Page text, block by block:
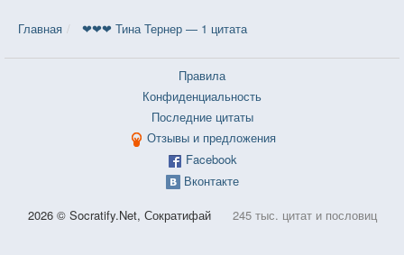
Главная ❤❤❤ Тина Тернер — 1 цитата
Правила
Конфиденциальность
Последние цитаты
Отзывы и предложения
Facebook
Вконтакте
2026 © Socratify.Net, Сократифай 245 тыс. цитат и пословиц